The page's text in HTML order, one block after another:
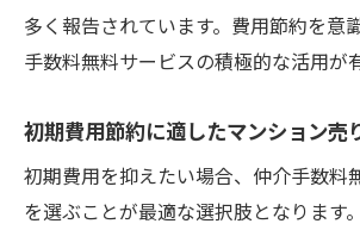
多く報告されています。費用節約を意
手数料無料サービスの積極的な活用が
初期費用節約に適したマンション売
初期費用を抑えたい場合、仲介手数料
を選ぶことが最適な選択肢となります